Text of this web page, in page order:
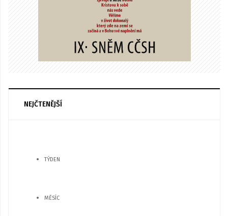
NEJČTENĚJŠÍ
TÝDEN
MĚSÍC